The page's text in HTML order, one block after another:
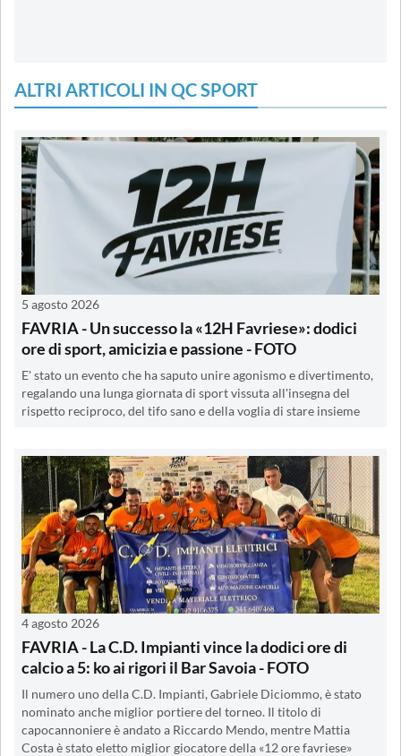
ALTRI ARTICOLI IN QC SPORT
5 agosto 2026
FAVRIA - Un successo la «12H Favriese»: dodici
ore di sport, amicizia e passione - FOTO
E' stato un evento che ha saputo unire agonismo e divertimento,
regalando una lunga giornata di sport vissuta all'insegna del
rispetto reciproco, del tifo sano e della voglia di stare insieme
4 agosto 2026
FAVRIA - La C.D. Impianti vince la dodici ore di
calcio a 5: ko ai rigori il Bar Savoia - FOTO
Il numero uno della C.D. Impianti, Gabriele Diciommo, è stato
nominato anche miglior portiere del torneo. Il titolo di
capocannoniere è andato a Riccardo Mendo, mentre Mattia
Costa è stato eletto miglior giocatore della «12 ore favriese»